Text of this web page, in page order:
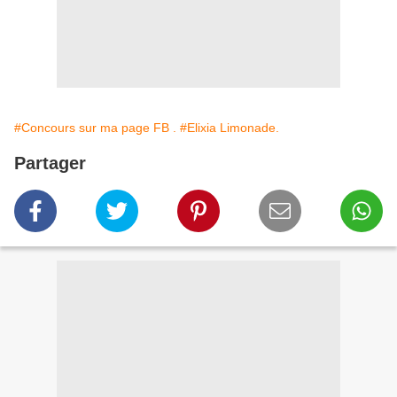
#Concours sur ma page FB . #Elixia Limonade.
Partager